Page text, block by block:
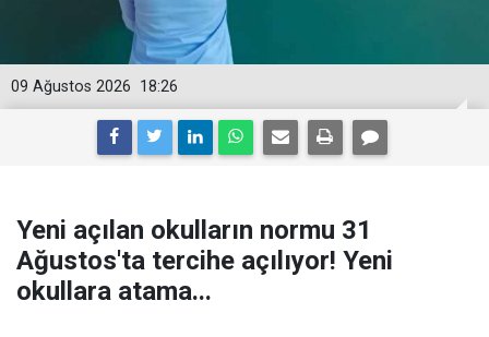
18:26
09 Ağustos 2026
Yeni açılan okulların normu 31
Ağustos'ta tercihe açılıyor! Yeni
okullara atama...